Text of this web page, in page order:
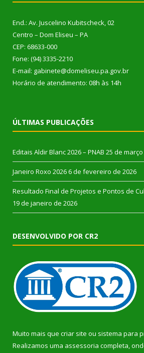
End.: Av. Juscelino Kubitscheck, 02
Centro – Dom Eliseu – PA
CEP: 68633-000
Fone: (94) 3335-2210
E-mail: gabinete@domeliseu.pa.gov.br
Horário de atendimento: 08h às 14h
ÚLTIMAS PUBLICAÇÕES
Editais Aldir Blanc 2026 – PNAB 25 de
Janeiro Roxo 2026 6 de fevereiro de 2026
Resultado Final de Projetos e Pontos de
19 de janeiro de 2026
DESENVOLVIDO POR CR2
Muito mais que criar site ou sistema para
Realizamos uma assessoria completa,